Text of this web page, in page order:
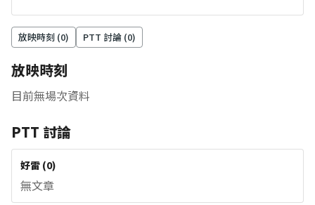
放映時刻 (0) PTT 討論 (0)
放映時刻
目前無場次資料
PTT 討論
好雷 (0)
無文章